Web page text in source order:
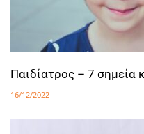
Παιδίατρος – 7 σημεία
16/12/2022